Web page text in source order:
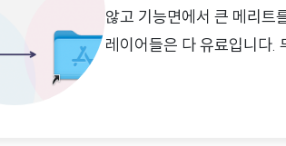
않고 기능면에서 큰 메리트
레이어들은 다 유료입니다.